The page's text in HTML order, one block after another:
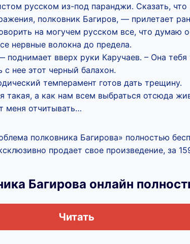
русском из-под паранджи. Сказать, что
полковник Багиров, — прилетает
на могучем русском все, что думаю
нервные волокна до предела.
вверх руки Каручаев. – Она тебя
с нее этот черный балахон.
темперамент готов дать трещину.
такая, а как нам всем выбраться отсюда
меня отчитывать…
полковника Багирова» полностью
продает свое произведение, за
Багирова онлайн
Читать